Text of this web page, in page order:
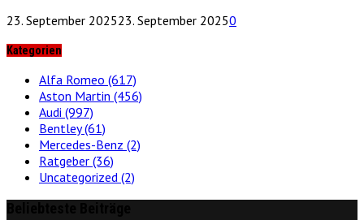
23. September 202523. September 20250
Kategorien
Alfa Romeo (617)
Aston Martin (456)
Audi (997)
Bentley(61)
Mercedes-Benz (2)
Ratgeber (36)
Uncategorized (2)